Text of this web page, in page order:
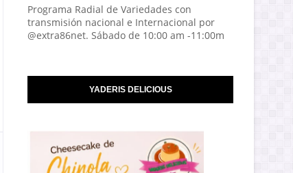
Programa Radial de Variedades con
transmisión nacional e Internacional por
@extra86net. Sábado de 10:00 am -11:00m
YADERIS DELICIOUS